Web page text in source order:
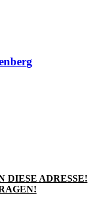
DIESE ADRESSE!